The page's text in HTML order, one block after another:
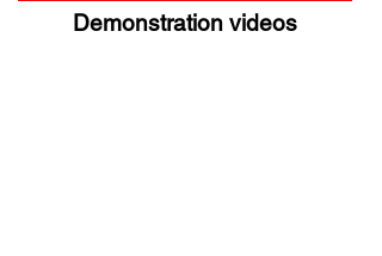
Demonstration videos